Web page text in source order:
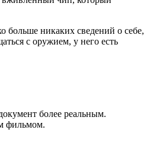
больше никаких сведений о себе,
с оружием, у него есть
более реальным.
фильмом.